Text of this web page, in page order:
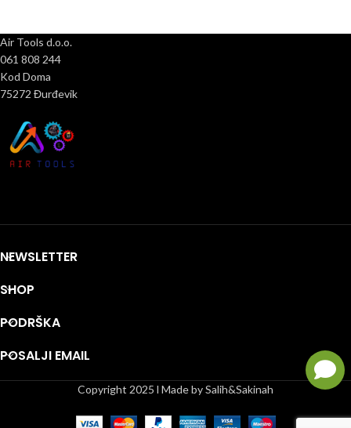
Air Tools d.o.o.
061 808 244
Kod Doma
75272 Đurđevik
NEWSLETTER
SHOP
PODRŠKA
POSALJI EMAIL
Copyright 2025 l Made by Salih&Sakinah